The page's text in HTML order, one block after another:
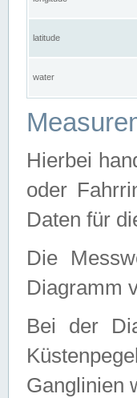
latitude
water
Hierbei
oder
Daten für
Die
Diagramm
Bei der
Ganglinien